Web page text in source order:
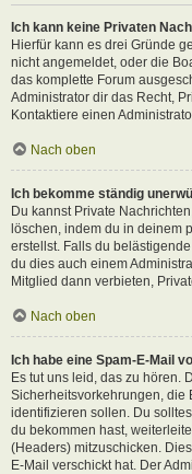
Ich kann keine Privaten
Hierfür kann es drei Gründe
nicht angemeldet, oder die
das komplette Forum
Administrator dir das Recht,
Kontaktiere einen
Nach oben
Ich bekomme ständig
Du kannst Private
löschen, indem du in deinem
erstellst. Falls du
du dies auch einem
Mitglied dann verbieten,
Nach oben
Ich habe eine Spam-E-Mail
Es tut uns leid, das zu hören.
Sicherheitsvorkehrungen, die
identifizieren sollen. Du
du bekommen hast,
(Headers) mitzuschicken.
E-Mail verschickt hat. Der